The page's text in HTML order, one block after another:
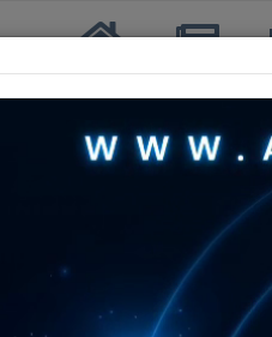
Inicio Noticias
Jugador